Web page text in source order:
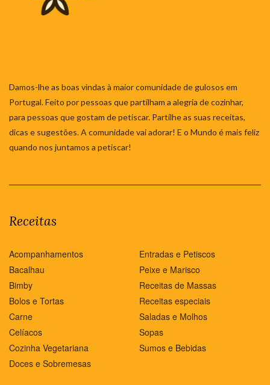
Damos-lhe as boas vindas à maior comunidade de gulosos em
Portugal. Feito por pessoas que partilham a alegria de cozinhar,
para pessoas que gostam de petiscar. Partilhe as suas receitas,
dicas e sugestões. A comunidade vai adorar! E o Mundo é mais feliz
quando nos juntamos a petiscar!
Receitas
Acompanhamentos
Bacalhau
Bimby
Bolos e Tortas
Carne
Celíacos
Cozinha Vegetariana
Doces e Sobremesas
Entradas e Petiscos
Peixe e Marisco
Receitas de Massas
Receitas especiais
Saladas e Molhos
Sopas
Sumos e Bebidas